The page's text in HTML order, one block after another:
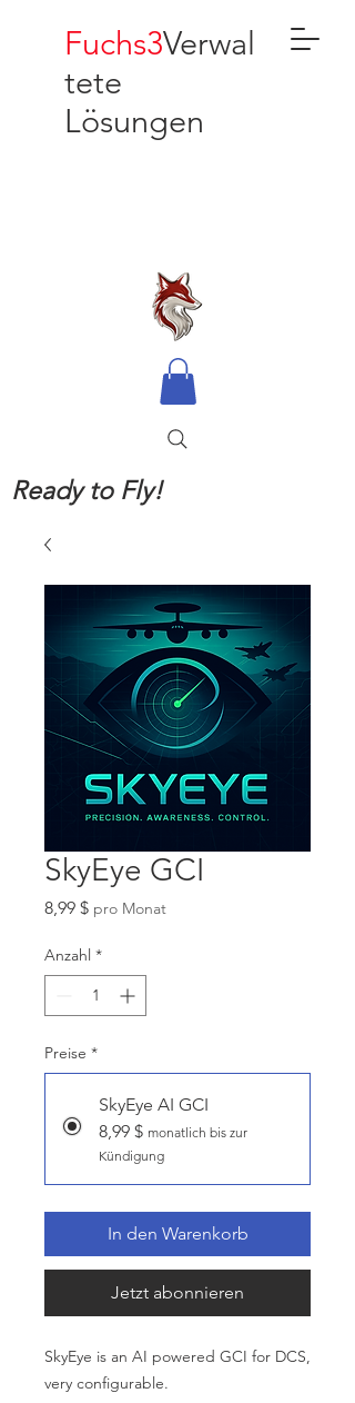
Fuchs3Verwal
tete
Lösungen
Ready to Fly!
SkyEye GCI
8,99 $Preis
pro Monat
Anzahl *
Preise *
SkyEye AI GCI
8,99 $ monatlich bis zur
Kündigung
In den Warenkorb
Jetzt abonnieren
SkyEye is an AI powered GCI for DCS,
very configurable.